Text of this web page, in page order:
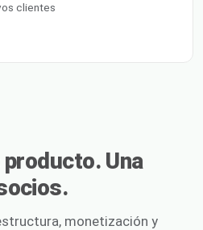
clientes
Una
monetización y